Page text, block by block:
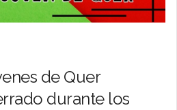
de Quer
durante los